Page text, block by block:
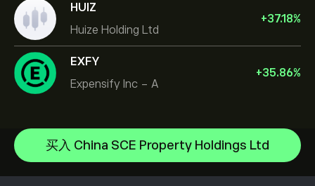
HUIZ
Huize Holding Ltd
+37.18%
EXFY
Expensify Inc - A
+35.86%
买入 China SCE Property Holdings Ltd
Celestica Inc
Alphabet
Meta Platforms Inc
如何入金
如何出金
开设账户
CopyTrading 简介
负责任交易
选择 eToro 的理由